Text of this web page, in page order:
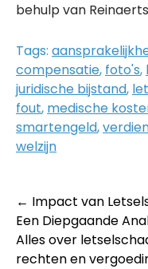
behulp van
Tags:
compensatie, foto's,
juridische bijstand,
fout, medische
smartengeld,
welzijn
Post
navigation
← Impact van
Een Diepgaande
Alles over
rechten en